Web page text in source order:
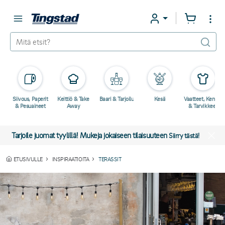
Siivous, Paperit
& Pesuaineet
Keittiö & Take
Away
Baari & Tarjoilu Kesä
Vaatteet, Kengät
& Tarvikkeet
Tarjoile juomat tyylillä! Mukeja jokaiseen tilaisuuteenSiirry tästä!
ETUSIVULLE INSPIRAATIOITA TERASSIT